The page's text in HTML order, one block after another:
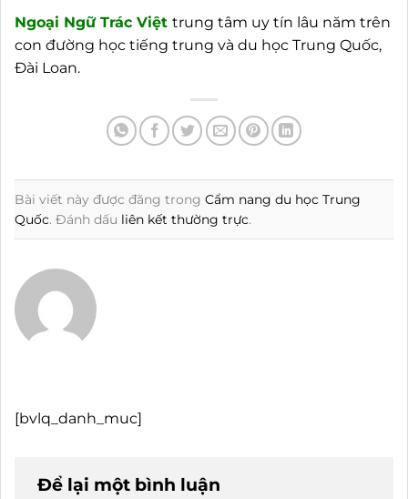
Ngoại Ngữ Trác Việt trung tâm uy tín lâu năm trên
con đường học tiếng trung và du học Trung Quốc,
Đài Loan.
Bài viết này được đăng trong Cẩm nang du học Trung
Quốc. Đánh dấu liên kết thường trực.
[bvlq_danh_muc]
Để lại một bình luận